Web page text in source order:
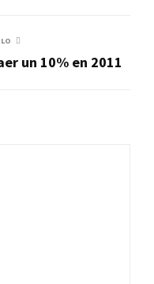
un 10% en 2011